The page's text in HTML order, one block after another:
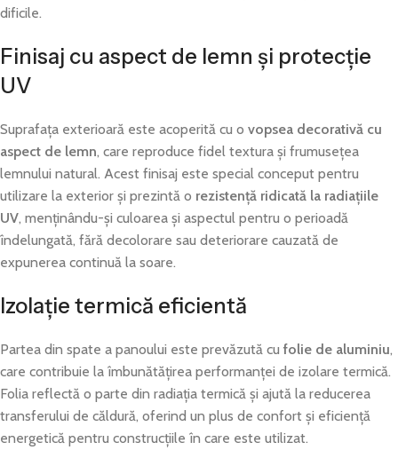
dificile.
Finisaj cu aspect de lemn și protecție
UV
Suprafața exterioară este acoperită cu o vopsea decorativă cu
aspect de lemn, care reproduce fidel textura și frumusețea
lemnului natural. Acest finisaj este special conceput pentru
utilizare la exterior și prezintă o rezistență ridicată la radiațiile
UV, menținându-și culoarea și aspectul pentru o perioadă
îndelungată, fără decolorare sau deteriorare cauzată de
expunerea continuă la soare.
Izolație termică eficientă
Partea din spate a panoului este prevăzută cu folie de aluminiu,
care contribuie la îmbunătățirea performanței de izolare termică.
Folia reflectă o parte din radiația termică și ajută la reducerea
transferului de căldură, oferind un plus de confort și eficiență
energetică pentru construcțiile în care este utilizat.